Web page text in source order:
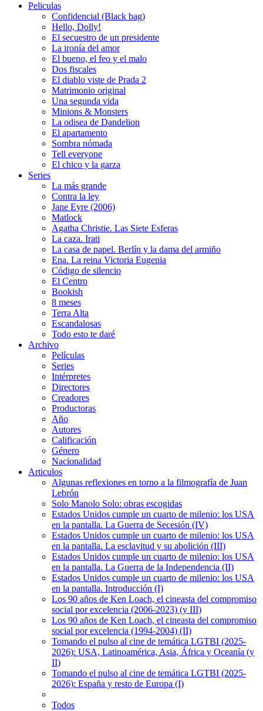
Peliculas
Confidencial (Black bag)
Hello, Dolly!
El secuestro de un presidente
La ironía del amor
El bueno, el feo y el malo
Dos fiscales
El diablo viste de Prada 2
Matrimonio original
Una segunda vida
Minions & Monsters
La odisea de Dandelion
El apartamento
Sombra nómada
Tell everyone
El chico y la garza
Series
La más grande
Contra la ley
Jane Eyre (2006)
Matlock
Agatha Christie. Las Siete Esferas
La caza. Irati
La casa de papel. Berlín y la dama del armiño
Ena. La reina Victoria Eugenia
Código de silencio
El Centro
Bookish
8 meses
Terra Alta
Escandalosas
Todo esto te daré
Archivo
Películas
Series
Intérpretes
Directores
Creadores
Productoras
Año
Autores
Calificación
Género
Nacionalidad
Articulos
Algunas reflexiones en torno a la filmografía de Juan
Lebrón
Solo Manolo Solo: obras escogidas
Estados Unidos cumple un cuarto de milenio: los USA
en la pantalla. La Guerra de Secesión (IV)
Estados Unidos cumple un cuarto de milenio: los USA
en la pantalla. La esclavitud y su abolición (III)
Estados Unidos cumple un cuarto de milenio: los USA
en la pantalla. La Guerra de la Independencia (II)
Estados Unidos cumple un cuarto de milenio: los USA
en la pantalla. Introducción (I)
Los 90 años de Ken Loach, el cineasta del compromiso
social por excelencia (2006-2023) (y III)
Los 90 años de Ken Loach, el cineasta del compromiso
social por excelencia (1994-2004) (II)
Tomando el pulso al cine de temática LGTBI (2025-
2026): USA, Latinoamérica, Asia, África y Oceanía (y
II)
Tomando el pulso al cine de temática LGTBI (2025-
2026): España y resto de Europa (I)
Todos